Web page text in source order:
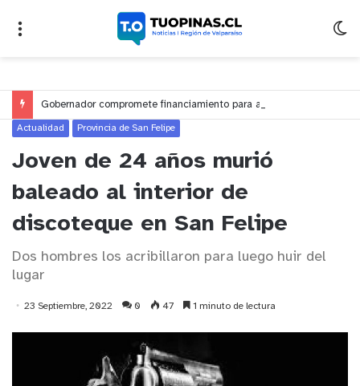
Actualidad Provincia de San Felipe
Joven de 24 años murió
baleado al interior de
discoteque en San Felipe
Dos hombres los acribillaron para luego huir del
lugar
23 Septiembre, 2022 0 47 1 minuto de lectura